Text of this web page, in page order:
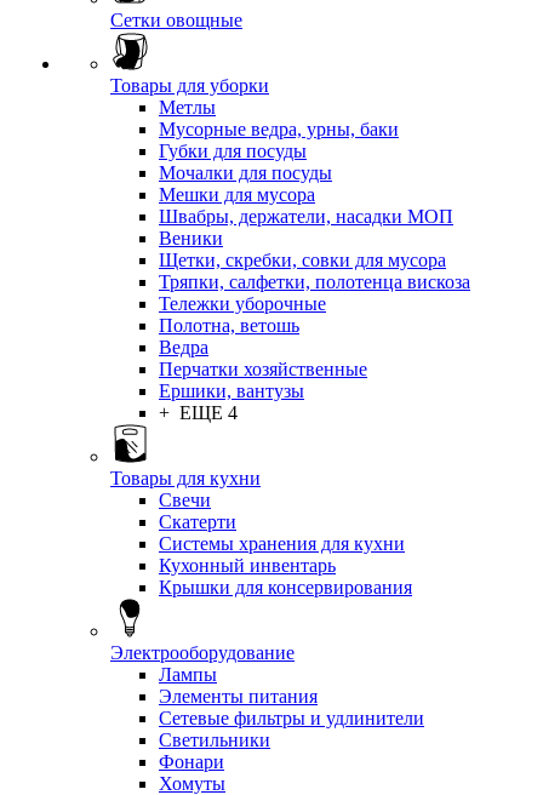
Сетки овощные
Товары для уборки
Метлы
Мусорные ведра, урны, баки
Губки для посуды
Мочалки для посуды
Мешки для мусора
Швабры, держатели, насадки МОП
Веники
Щетки, скребки, совки для мусора
Тряпки, салфетки, полотенца вискоза
Тележки уборочные
Полотна, ветошь
Ведра
Перчатки хозяйственные
Ершики, вантузы
+ ЕЩЕ 4
Товары для кухни
Свечи
Скатерти
Системы хранения для кухни
Кухонный инвентарь
Крышки для консервирования
Электрооборудование
Лампы
Элементы питания
Сетевые фильтры и удлинители
Светильники
Фонари
Хомуты